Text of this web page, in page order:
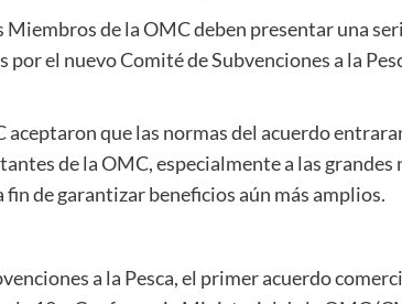
Miembros de la OMC deben presentar una
el nuevo Comité de Subvenciones a la
que las normas del acuerdo
de la OMC, especialmente a las grandes
de garantizar beneficios aún más amplios.
a la Pesca, el primer acuerdo